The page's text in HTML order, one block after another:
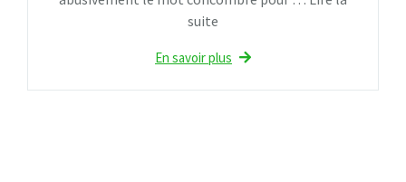
suite
En savoir plus